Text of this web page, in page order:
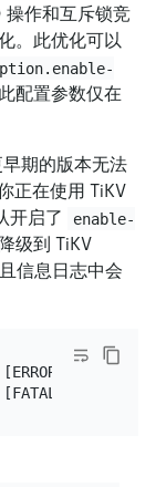
操作和互斥锁竞
。此优化可以
配置参数仅在
期的版本无法
正在使用 TiKV
开启了
enable-
级到 TiKV
信息日志中会
[ERROR]